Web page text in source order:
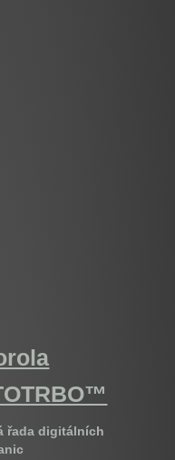
řada digitálních